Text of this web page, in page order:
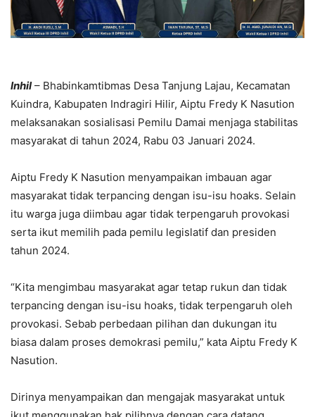
Inhil– Bhabinkamtibmas Desa Tanjung Lajau, Kecamatan
Kuindra, Kabupaten Indragiri Hilir, Aiptu Fredy K Nasution
melaksanakan sosialisasi Pemilu Damai menjaga stabilitas
masyarakat di tahun 2024, Rabu 03 Januari 2024.
Aiptu Fredy K Nasution menyampaikan imbauan agar
masyarakat tidak terpancing dengan isu-isu hoaks. Selain
itu warga juga diimbau agar tidak terpengaruh provokasi
serta ikut memilih pada pemilu legislatif dan presiden
tahun 2024.
“Kita mengimbau masyarakat agar tetap rukun dan tidak
terpancing dengan isu-isu hoaks, tidak terpengaruh oleh
provokasi. Sebab perbedaan pilihan dan dukungan itu
biasa dalam proses demokrasi pemilu,” kata Aiptu Fredy K
Nasution.
Dirinya menyampaikan dan mengajak masyarakat untuk